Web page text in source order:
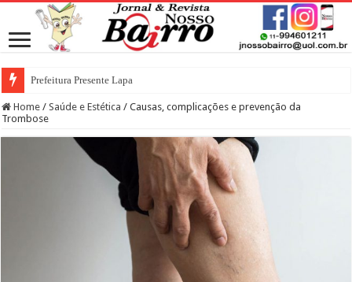
Prefeitura Presente Lapa
Home / Saúde e Estética / Causas, complicações e prevenção da
Trombose